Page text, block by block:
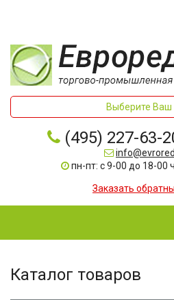
Выберите Ваш
(495) 227-63-
пн-пт: с 9-00 до 18-00
Заказать
Каталог товаров